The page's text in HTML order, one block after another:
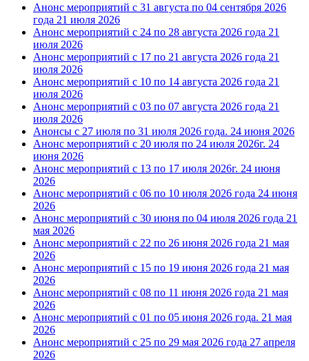
Анонс мероприятий с 31 августа по 04 сентября 2026
года 21 июля 2026
Анонс мероприятий с 24 по 28 августа 2026 года 21
июля 2026
Анонс мероприятий с 17 по 21 августа 2026 года 21
июля 2026
Анонс мероприятий с 10 по 14 августа 2026 года 21
июля 2026
Анонс мероприятий с 03 по 07 августа 2026 года 21
июля 2026
Анонсы с 27 июля по 31 июля 2026 года. 24 июня 2026
Анонс мероприятий с 20 июля по 24 июля 2026г. 24
июня 2026
Анонс мероприятий с 13 по 17 июля 2026г. 24 июня
2026
Анонс мероприятий с 06 по 10 июля 2026 года 24 июня
2026
Анонс мероприятий с 30 июня по 04 июля 2026 года 21
мая 2026
Анонс мероприятий с 22 по 26 июня 2026 года 21 мая
2026
Анонс мероприятий с 15 по 19 июня 2026 года 21 мая
2026
Анонс мероприятий с 08 по 11 июня 2026 года 21 мая
2026
Анонс мероприятий с 01 по 05 июня 2026 года. 21 мая
2026
Анонс мероприятий с 25 по 29 мая 2026 года 27 апреля
2026